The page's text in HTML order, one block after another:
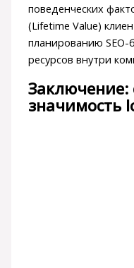
поведенческих
(Lifetime Value)
планированию
ресурсов внутри
Заключение:
значимость